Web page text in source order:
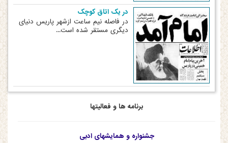
در یک اتاق کوچک
در فاصله نیم ساعت ازشهر پاریس دنیای
دیگری مستقر شده است...
برنامه ها و فعالیتها
جشنواره و همایشهای ادبی